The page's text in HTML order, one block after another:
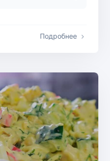
Подробнее